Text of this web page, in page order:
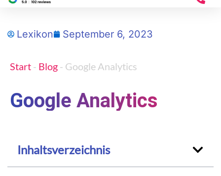
Lexikon September 6, 2023
Start - Blog - Google Analytics
Google Analytics
Inhaltsverzeichnis